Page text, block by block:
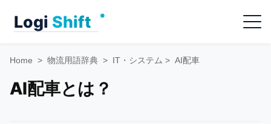
Menu
Home > 物流用語辞典 > IT・システム > AI配車
AI配車とは？